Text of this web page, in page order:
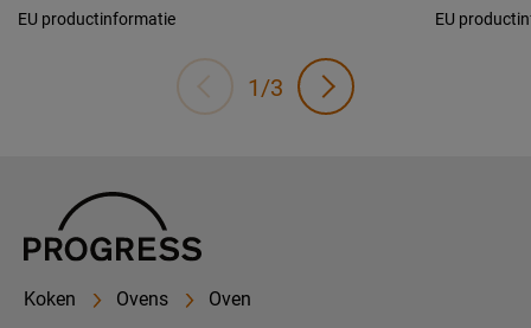
EU productinformatie EU
1/3
Koken Ovens Oven